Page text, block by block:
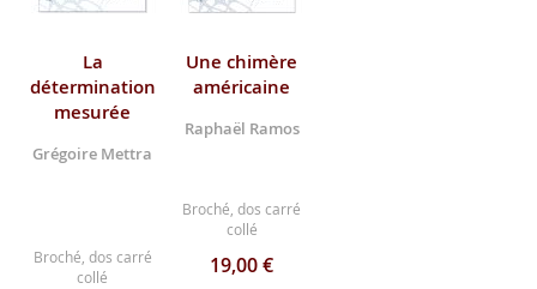
La
détermination
mesurée
Grégoire Mettra
Broché, dos carré
collé
Une chimère
américaine
Raphaël Ramos
Broché, dos carré
collé
19,00 €